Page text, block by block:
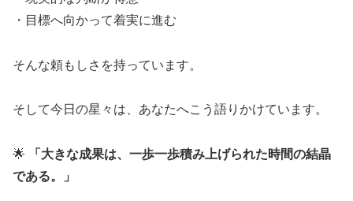
・目標へ向かって着実に進む
そんな頼もしさを持っています。
そして今日の星々は、あなたへこう語りかけています。
🌟
「大きな成果は、一歩一歩積み上げられた時間の結晶
である。」